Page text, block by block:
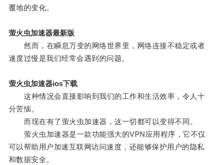
覆地的变化。
萤火虫加速器最新版
然而，在瞬息万变的网络世界里，网络连接不稳定或者
速度过慢是我们经常会遇到的问题。
萤火虫加速器ios下载
这种情况会直接影响到我们的工作和生活效率，令人十
分苦恼。
而现在有了萤火虫加速器，这一切都可以变得不同。
萤火虫加速器是一款功能强大的VPN应用程序，它不仅
可以帮助用户加速互联网访问速度，还能够保护用户的隐私
和数据安全。